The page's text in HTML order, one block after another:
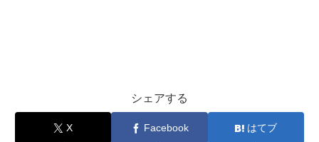
シェアする
X Facebook はてブ